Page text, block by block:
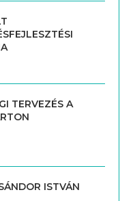
TERVEZÉS A
ISTVÁN